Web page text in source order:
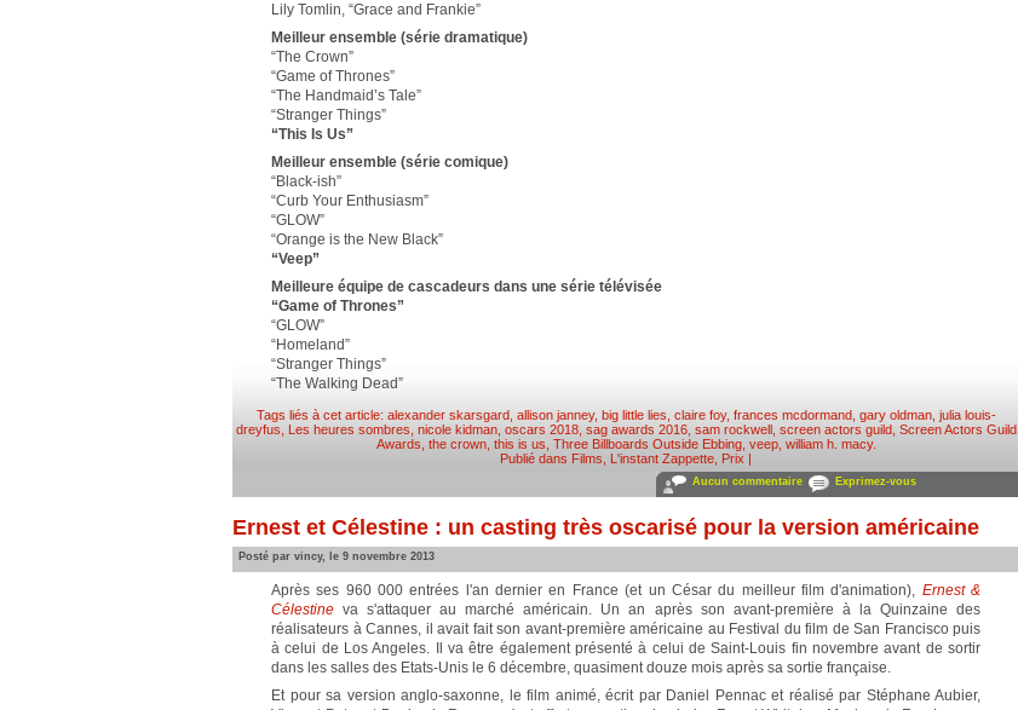
Lily Tomlin, “Grace and Frankie”
Meilleur ensemble (série dramatique)
“The Crown”
“Game of Thrones”
“The Handmaid’s Tale”
“Stranger Things”
“This Is Us”
Meilleur ensemble (série comique)
“Black-ish”
“Curb Your Enthusiasm”
“GLOW”
“Orange is the New Black”
“Veep”
Meilleure équipe de cascadeurs dans une série télévisée
“Game of Thrones”
“GLOW”
“Homeland”
“Stranger Things”
“The Walking Dead”
Tags liés à cet article: alexander skarsgard, allison janney, big little lies claire foy, frances mcdormand, gary oldman, julia louis-
dreyfus Les heures sombres nicole kidman, oscars 2018, sag awards 2016, sam rockwell, screen actors guild, Screen Actors Guild
Awards the crown, this is us Three Billboards Outside Ebbing, veep, william h. macy.
Publié dans Films L'instant Zappette Prix |
Aucun commentaire Exprimez-vous
Ernest et Célestine : un casting très oscarisé pour la version américaine
Posté par vincy, le 9 novembre 2013
Après ses 960 000 entrées l'an dernier en France (et un César du meilleur film d'animation), Ernest &
Célestine va s'attaquer au marché américain. Un an après son avant-première à la Quinzaine des
réalisateurs à Cannes, il avait fait son avant-première américaine au Festival du film de San Francisco puis
à celui de Los Angeles. Il va être également présenté à celui de Saint-Louis fin novembre avant de sortir
dans les salles des Etats-Unis le 6 décembre, quasiment douze mois après sa sortie française.
Et pour sa version anglo-saxonne, le film animé, écrit par Daniel Pennac et réalisé par Stéphane Aubier,